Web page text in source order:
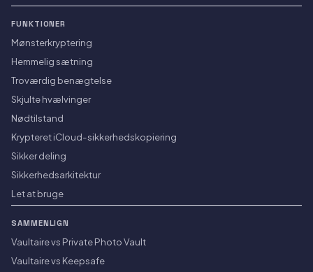
FUNKTIONER
Mønsterkryptering
Hemmelig sætning
Troværdig benægtelse
Skjulte hvælvinger
Nødtilstand
Krypteret iCloud-sikkerhedskopiering
Sikker deling
Sikkerhedsarkitektur
Let at bruge
SAMMENLIGN
Vaultaire vs Private Photo Vault
Vaultaire vs Keepsafe